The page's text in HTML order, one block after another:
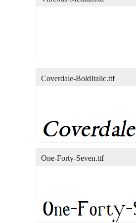
Coverdale-BoldItalic.ttf
One-Forty-Seven.ttf